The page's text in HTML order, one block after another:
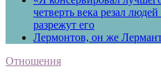
четверть века резал
разрежут его
Лермонтов, он же
Отношения